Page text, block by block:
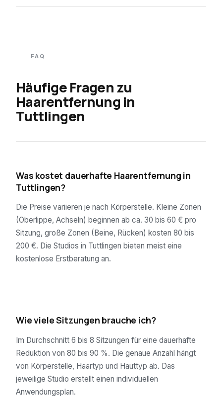
FAQ
Häufige Fragen zu
Haarentfernung in
Tuttlingen
Was kostet dauerhafte Haarentfernung in
Tuttlingen?
Die Preise variieren je nach Körperstelle. Kleine Zonen
(Oberlippe, Achseln) beginnen ab ca. 30 bis 60 € pro
Sitzung, große Zonen (Beine, Rücken) kosten 80 bis
200 €. Die Studios in Tuttlingen bieten meist eine
kostenlose Erstberatung an.
Wie viele Sitzungen brauche ich?
Im Durchschnitt 6 bis 8 Sitzungen für eine dauerhafte
Reduktion von 80 bis 90 %. Die genaue Anzahl hängt
von Körperstelle, Haartyp und Hauttyp ab. Das
jeweilige Studio erstellt einen individuellen
Anwendungsplan.